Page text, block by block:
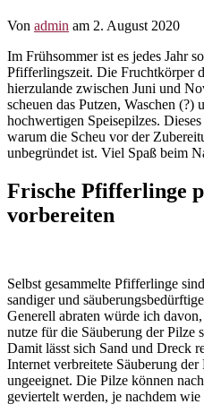
Von admin am 2. August 2020
Im Frühsommer ist es jedes Jahr
Pfifferlingszeit. Die Fruchtkörper
hierzulande zwischen Juni und
scheuen das Putzen, Waschen (?)
hochwertigen Speisepilzes.
warum die Scheu vor der
unbegründet ist. Viel Spaß beim
Frische Pfifferlinge
vorbereiten
Selbst gesammelte Pfifferlinge
sandiger und
Generell abraten würde ich
nutze für die Säuberung der Pilze
Damit lässt sich Sand und Dreck
Internet verbreitete Säuberung
ungeeignet. Die Pilze können
geviertelt werden, je nachdem wie